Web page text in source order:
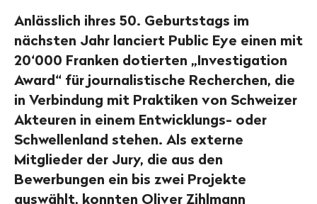
Anlässlich ihres 50. Geburtstags im
nächsten Jahr lanciert Public Eye einen mit
20‘000 Franken dotierten „Investigation
Award“ für journalistische Recherchen, die
in Verbindung mit Praktiken von Schweizer
Akteuren in einem Entwicklungs- oder
Schwellenland stehen. Als externe
Mitglieder der Jury, die aus den
Bewerbungen ein bis zwei Projekte
auswählt, konnten Oliver Zihlmann